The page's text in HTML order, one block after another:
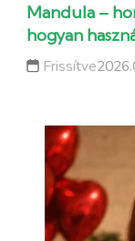
Mandula –
hogyan
Frissítve